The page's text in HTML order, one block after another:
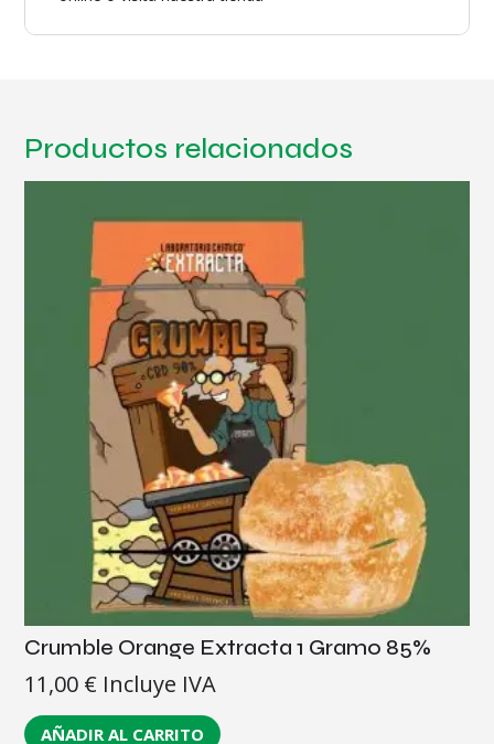
Productos relacionados
Crumble Orange Extracta 1 Gramo 85%
11,00 € Incluye IVA
AÑADIR AL CARRITO